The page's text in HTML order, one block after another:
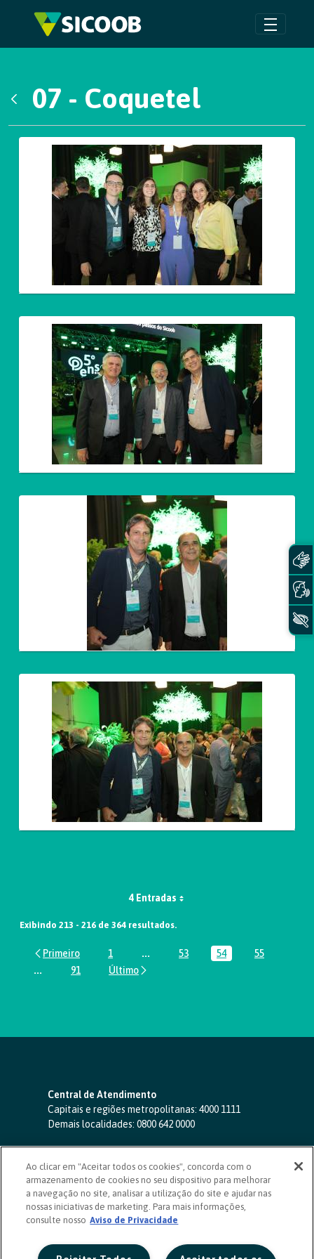
Pular para o Conteúdo principal
07 - Coquetel
Galeria de Mídias
4 Entradas
Exibindo 213 - 216 de 364 resultados.
Página
1 ...Páginas intermediárias Usar ABA
Página
53 Página
54 Página
55
...Páginas intermediárias Usar ABA para navegar.
Página
91
Central de Atendimento
Capitais e regiões metropolitanas: 4000 1111
Demais localidades: 0800 642 0000
SAC 24 horas-0800 724 4420
Ouvidoria
0800 725 0996
(de segunda a sexta, das 8h às 20h)
ouvidoriasicoob.com.br
Deficientes auditivos ou de fala
Ao clicar em "Aceitar todos os cookies", concorda com o
armazenamento de cookies no seu dispositivo para melhorar
a navegação no site, analisar a utilização do site e ajudar nas
nossas iniciativas de marketing. Para mais informações,
consulte nosso Aviso de Privacidade